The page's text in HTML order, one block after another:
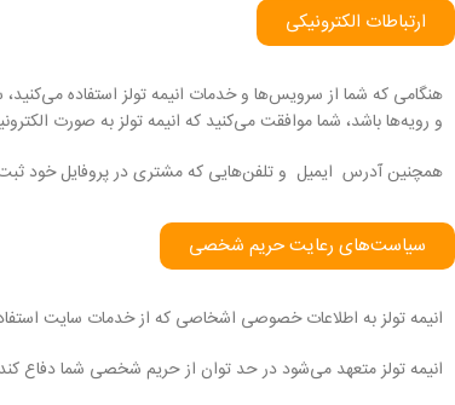
ارتباطات الکترونیکی
هنگامی که شما از سرویس‌‏ها و خدمات انیمه تولز استفاده
و رویه‏‌ها باشد، شما موافقت می‌‏کنید که انیمه تولز به صورت
همچنین آدرس ایمیل و تلفن‌هایی که مشتری در پروفایل خود
سیاست‏‌های رعایت حریم شخصی
انیمه تولز به اطلاعات خصوصی اشخاصى که از خدمات سایت
انیمه تولز متعهد می‏‌شود در حد توان از حریم شخصی شما دفاع